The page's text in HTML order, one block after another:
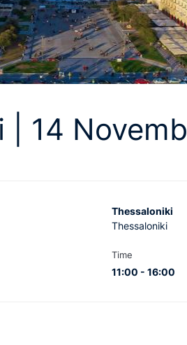
| 14
Thessaloniki
Thessaloniki
Time
11:00 - 16:00